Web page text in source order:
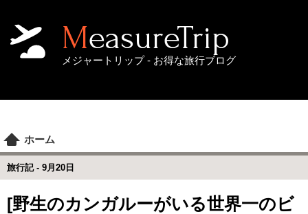
MeasureTrip
メジャートリップ - お得な旅行ブログ
ホーム
旅行記 - 9月20日
[野生のカンガルーがいる世界一のビ